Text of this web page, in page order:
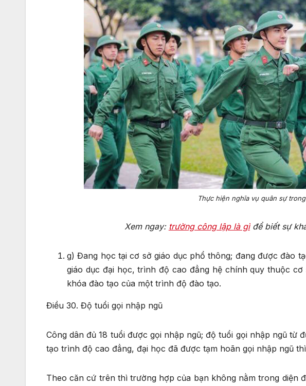
Thực hiện nghĩa vụ quân sự
Xem ngay: trường công lập là gìđể biết sự
g) Đang học tại cơ sở giáo dục phổ thông; đang được đào
giáo dục đại học, trình độ cao đẳng hệ chính quy thuộc
khóa đào tạo của một trình độ đào tạo.
Điều 30. Độ tuổi gọi nhập ngũ
Công dân đủ 18 tuổi được gọi nhập ngũ; độ tuổi gọi nhập ngũ từ
tạo trình độ cao đẳng, đại học đã được tạm hoãn gọi nhập ngũ
Theo căn cứ trên thì trường hợp của bạn không nằm trong diện